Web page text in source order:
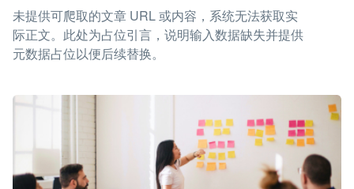
未提供可爬取的文章 URL 或内容，系统无法获取实
际正文。此处为占位引言，说明输入数据缺失并提供
元数据占位以便后续替换。